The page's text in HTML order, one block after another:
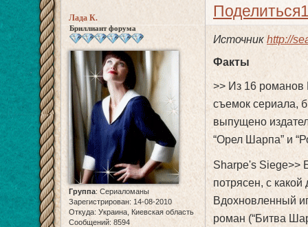
Поделиться
Лада К.
Бриллиант форума
Группа: Сериаломаны
Зарегистрирован: 14-08-2010
Откуда: Украина, Киевская область
Сообщений: 8594
Источникhttp://
Факты
>> Из 16 романов
съемок сериала,
выпущено
“Орел Шарпа” и
Sharpe's Siege>>
потрясен, с
Вдохновленный
роман (“Битва